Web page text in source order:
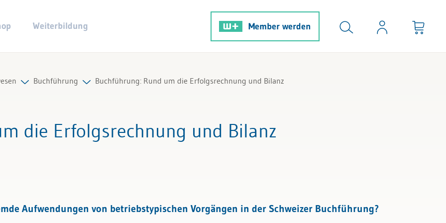
Weiterbildung Member werden
Buchführung
Alle Arbeitshilfen
Buchführung: Rund um die Erfolgsrechnung und Bilanz
die Erfolgsrechnung und Bilanz
Aufwendungen von betriebstypischen Vorgängen in der Schweizer Buchführung?